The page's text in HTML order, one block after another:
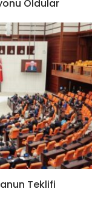
Oldular
Teklifi